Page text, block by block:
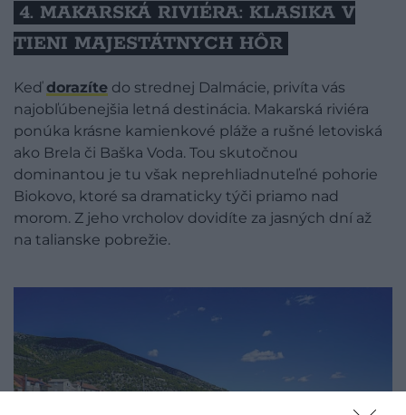
4. MAKARSKÁ RIVIÉRA: KLASIKA V
TIENI MAJESTÁTNYCH HÔR
Keďdorazíte do strednej Dalmácie, privíta vás
najobľúbenejšia letná destinácia. Makarská riviéra
ponúka krásne kamienkové pláže a rušné letoviská
ako Brela či Baška Voda. Tou skutočnou
dominantou je tu však neprehliadnuteľné pohorie
Biokovo, ktoré sa dramaticky týči priamo nad
morom. Z jeho vrcholov dovidíte za jasných dní až
na talianske pobrežie.